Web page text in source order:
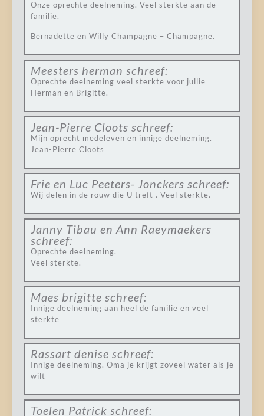
Onze oprechte deelneming. Veel sterkte aan de
familie.
Bernadette en Willy Champagne – Champagne.
Meesters herman schreef:
Oprechte deelneming veel sterkte voor jullie
Herman en Brigitte.
Jean-Pierre Cloots schreef:
Mijn oprecht medeleven en innige deelneming.
Jean-Pierre Cloots
Frie en Luc Peeters- Jonckers schreef:
Wij delen in de rouw die U treft . Veel sterkte.
Janny Tibau en Ann Raeymaekers
schreef:
Oprechte deelneming.
Veel sterkte.
Maes brigitte schreef:
Innige deelneming aan heel de familie en veel
sterkte
Rassart denise schreef:
Innige deelneming. Oma je krijgt zoveel water als je
wilt
Toelen Patrick schreef: